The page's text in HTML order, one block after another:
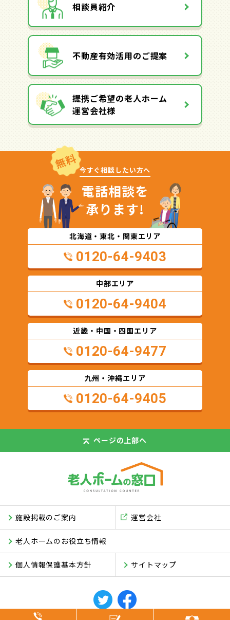
相談員紹介
不動産有効活用のご提案
提携ご希望の老人ホーム
運営会社様
無料 今すぐ相談したい方へ
電話相談を
承ります!
北海道・東北・関東エリア
0120-64-9403
中部エリア
0120-64-9404
近畿・中国・四国エリア
0120-64-9477
九州・沖縄エリア
0120-64-9405
ページの上部へ
施設掲載のご案内
老人ホームのお役立ち情報
サイトマップ
運営会社
個人情報保護基本方針